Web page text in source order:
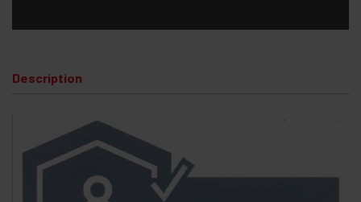
Description